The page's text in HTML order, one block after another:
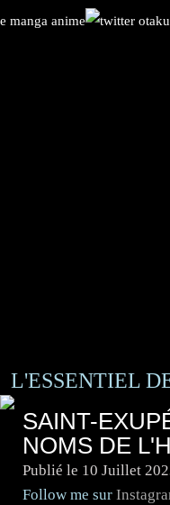
L'ESSENTIEL
SAINT-
NOMS DE
Publié le 10 Juillet
Follow me sur